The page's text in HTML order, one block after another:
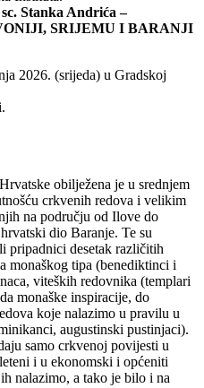
Stanka Andrića –
SRIJEMU I BARANJI
2026. (srijeda) u Gradskoj
obilježena je u srednjem
crkvenih redova i velikim
na području od Ilove do
dio Baranje. Te su
pripadnici desetak različitih
monaškog tipa (benediktinci i
viteških redovnika (templari
monaške inspiracije, do
koje nalazimo u pravilu u
augustinski pustinjaci).
samo crkvenoj povijesti u
i u ekonomski i općeniti
nalazimo, a tako je bilo i na